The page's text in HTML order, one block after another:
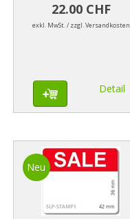
22.00 CHF
exkl. MwSt. / zzgl. Versandkosten
Detail
Neu